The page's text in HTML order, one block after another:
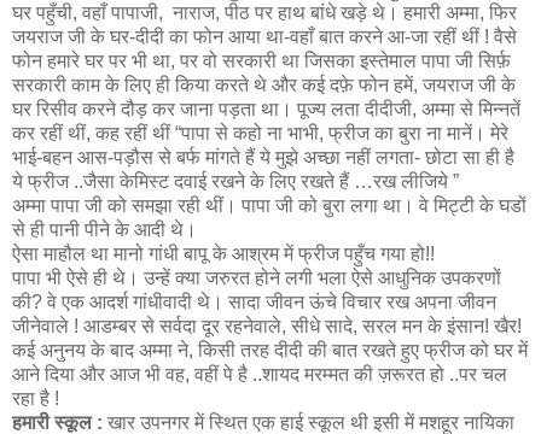
घर पहुँची, वहाँ पापाजी, नाराज, पीठ पर हाथ बांधे खड़े थे। हमारी अम्मा, फिर
जयराज जी के घर-दीदी का फोन आया था-वहाँ बात करने आ-जा रहीं थीं ! वैसे
फोन हमारे घर पर भी था, पर वो सरकारी था जिसका इस्तेमाल पापा जी सिर्फ़
सरकारी काम के लिए ही किया करते थे और कई दफ़े फोन हमें, जयराज जी के
घर रिसीव करने दौड़ कर जाना पड़ता था। पूज्य लता दीदीजी, अम्मा से मिन्नतें
कर रहीं थीं, कह रहीं थीं “पापा से कहो ना भाभी, फ्रीज का बुरा ना मानें। मेरे
भाई-बहन आस-पड़ौस से बर्फ मांगते हैं ये मुझे अच्छा नहीं लगता- छोटा सा ही है
ये फ्रीज ..जैसा केमिस्ट दवाई रखने के लिए रखते हैं …रख लीजिये ”
अम्मा पापा जी को समझा रही थीं। पापा जी को बुरा लगा था। वे मिट्टी के घडों
से ही पानी पीने के आदी थे।
ऐसा माहौल था मानो गांधी बापू के आश्रम में फ्रीज पहुँच गया हो!!
पापा भी ऐसे ही थे। उन्हें क्या जरुरत होने लगी भला ऐसे आधुनिक उपकरणों
की? वे एक आदर्श गांधीवादी थे। सादा जीवन ऊंचे विचार रख अपना जीवन
जीनेवाले ! आडम्बर से सर्वदा दूर रहनेवाले, सीधे सादे, सरल मन के इंसान! खैर!
कई अनुनय के बाद अम्मा ने, किसी तरह दीदी की बात रखते हुए फ्रीज को घर में
आने दिया और आज भी वह, वहीं पे है ..शायद मरम्मत की ज़रूरत हो ..पर चल
रहा है !
हमारी स्कूल : खार उपनगर में स्थित एक हाई स्कूल थी इसी में मशहूर नायिका